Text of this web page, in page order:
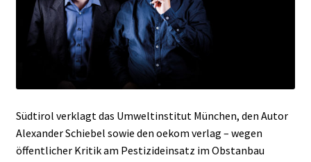
Südtirol verklagt das Umweltinstitut München, den Autor
Alexander Schiebel sowie den oekom verlag – wegen
öffentlicher Kritik am Pestizideinsatz im Obstanbau